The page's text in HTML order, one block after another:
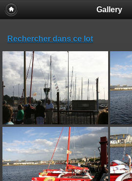
Gallery
Rechercher dans ce lot